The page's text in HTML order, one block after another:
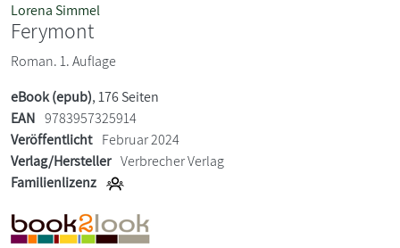
Lorena Simmel
Ferymont
Roman. 1. Auflage
eBook (epub), 176 Seiten
EAN 9783957325914
Veröffentlicht Februar 2024
Verlag/Hersteller Verbrecher Verlag
Familienlizenz